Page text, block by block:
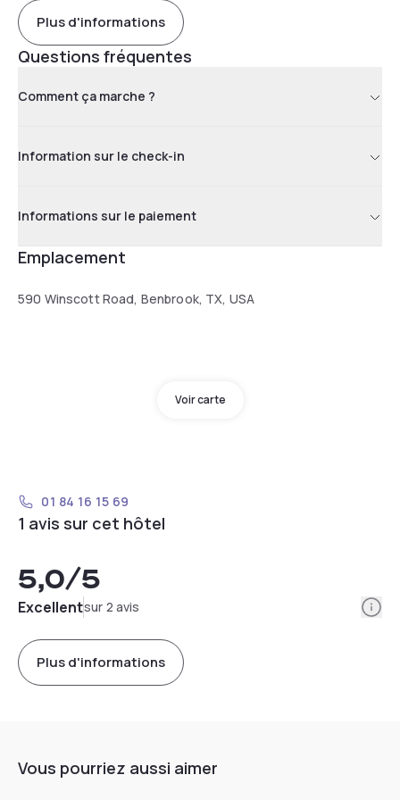
Plus d'informations
Questions fréquentes
Comment ça marche ?
Information sur le check-in
Informations sur le paiement
Emplacement
590 Winscott Road, Benbrook, TX, USA
Voir carte
01 84 16 15 69
1 avis sur cet hôtel
5,0/5
Excellentsur 2 avis
Plus d'informations
Vous pourriez aussi aimer